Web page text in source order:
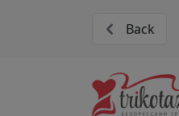
Back